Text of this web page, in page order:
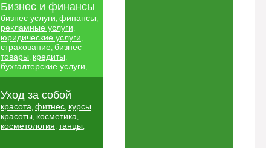
Бизнес и финансы
бизнес услуги, финансы,
рекламные услуги,
юридические услуги,
страхование, бизнес
товары, кредиты,
бухгалтерские услуги,
Уход за собой
красота, фитнес, курсы
красоты, косметика,
косметология, танцы,